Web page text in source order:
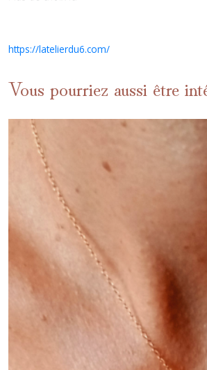
https://latelierdu6.com/
Vous pourriez aussi être